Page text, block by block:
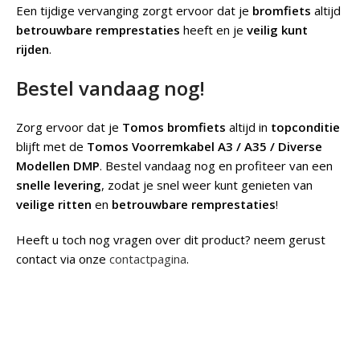
Een tijdige vervanging zorgt ervoor dat je bromfiets altijd
betrouwbare remprestaties heeft en je veilig kunt
rijden.
Bestel vandaag nog!
Zorg ervoor dat je Tomos bromfiets altijd in topconditie
blijft met de Tomos Voorremkabel A3 / A35 / Diverse
Modellen DMP. Bestel vandaag nog en profiteer van een
snelle levering, zodat je snel weer kunt genieten van
veilige ritten en betrouwbare remprestaties!
Heeft u toch nog vragen over dit product? neem gerust
contact via onze contactpagina.